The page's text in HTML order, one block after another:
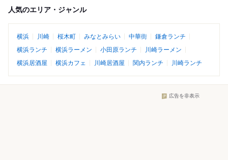
人気のエリア・ジャンル
横浜 川崎 桜木町 みなとみらい 中華街
鎌倉ランチ
横浜ランチ
横浜ラーメン 小田原ランチ
川崎ラーメン
横浜居酒屋
横浜カフェ 川崎居酒屋 関内ランチ 川崎ランチ
広告を非表示